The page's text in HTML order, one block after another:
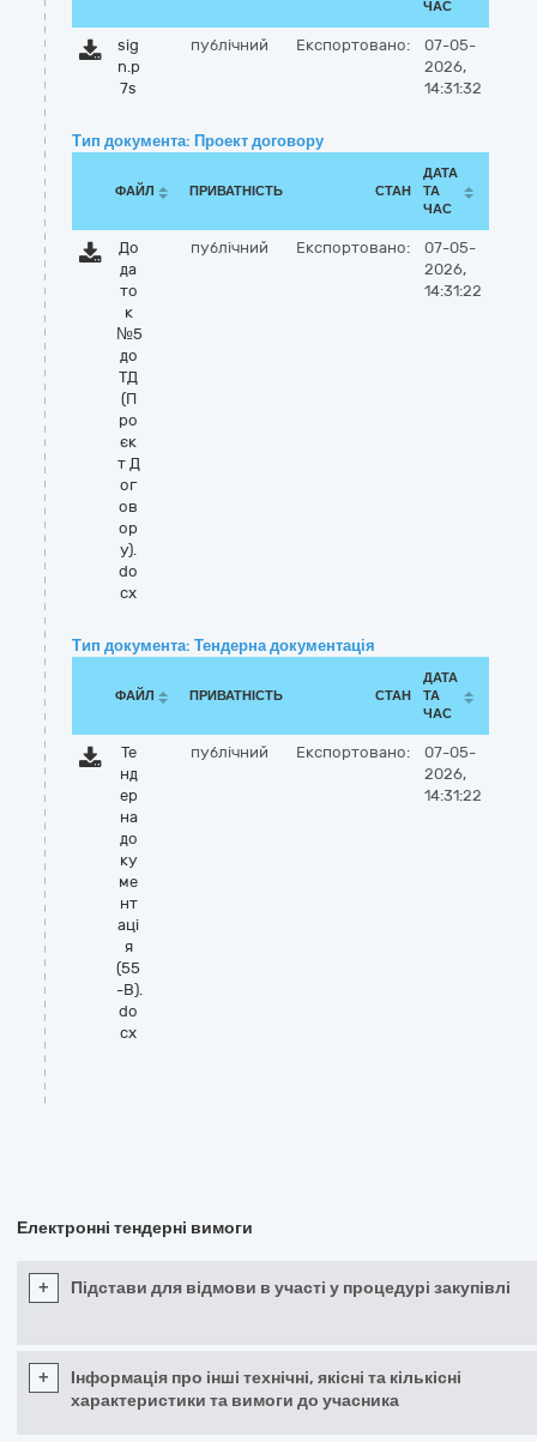
ЧАС
sig
n.p
7s
публічний Експортовано:
07-05-
2026,
14:31:32
Тип документа: Проект договору
ФАЙЛ ПРИВАТНІСТЬ СТАН
ДАТА
ТА
ЧАС
До
да
то
к
№5
до
ТД
(П
ро
єк
т Д
ог
ов
ор
у).
do
cx
публічний Експортовано:
07-05-
2026,
14:31:22
Тип документа: Тендерна документація
ФАЙЛ ПРИВАТНІСТЬ СТАН
ДАТА
ТА
ЧАС
Те
нд
ер
на
до
ку
ме
нт
аці
я
(55
-В).
do
cx
публічний Експортовано:
07-05-
2026,
14:31:22
Електронні тендерні вимоги
+ Підстави для відмови в участі у процедурі закупівлі
+
Інформація про інші технічні, якісні та кількісні
характеристики та вимоги до учасника